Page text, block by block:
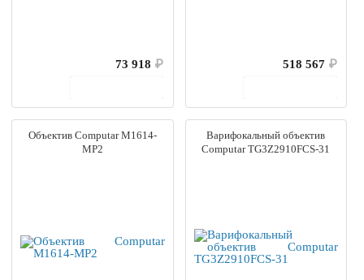
73 918 ₽
518 567 ₽
Объектив Computar M1614-
MP2
Вapифокaльный объeктив
Computar TG3Z2910FCS-31